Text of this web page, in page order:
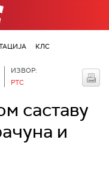
КЛС
ИЗВОР:
РТС
саставу
и